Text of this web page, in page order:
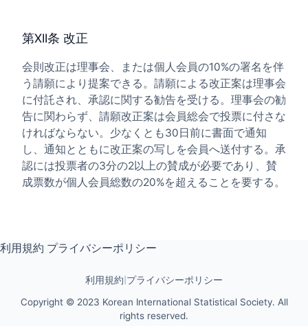
第XII条 改正
会則改正は理事会、または個人会員の10%の署名を伴
う請願により提案できる。請願による改正案は理事会
に付託され、承認に関する勧告を受ける。理事会の勧
告に関わらず、請願改正案は会員総会で投票に付さな
ければならない。少なくとも30日前に書面で通知
し、通知とともに改正案の写しを会員へ送付する。承
認には投票者の3分の2以上の賛成が必要であり、賛
成票数が個人会員総数の20%を超えることを要する。
利用規約 プライバシーポリシー
利用規約 プライバシーポリシー
Copyright © 2023 Korean International Statistical Society. All
rights reserved.